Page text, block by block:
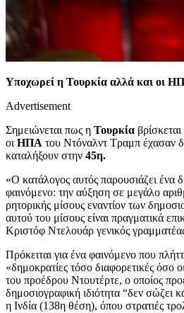
Υποχωρεί η Τουρκία αλλά και οι
Advertisement
Σημειώνεται πως η Τουρκία
οι ΗΠΑ του Ντόναλντ Τραμπ έχασαν
καταλήξουν στην 45η.
«Ο κατάλογος αυτός παρουσιάζει ένα
φαινόμενο: την αύξηση σε μεγάλο
ρητορικής μίσους εναντίον των
αυτού του μίσους είναι πραγματικά
Κριστόφ Ντελουάρ γενικός
Πρόκειται για ένα φαινόμενο που
«δημοκρατίες τόσο διαφορετικές όσο
του προέδρου Ντουτέρτε, ο οποίος
δημοσιογραφική ιδιότητα “δεν σώζει
η Ινδία (138η θέση), όπου στρατιές